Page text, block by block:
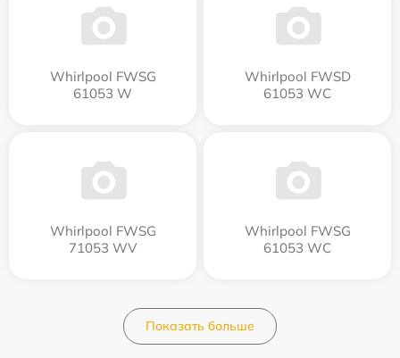
Whirlpool FWSG
61053 W
Whirlpool FWSD
61053 WC
Whirlpool FWSG
71053 WV
Whirlpool FWSG
61053 WC
Показать больше